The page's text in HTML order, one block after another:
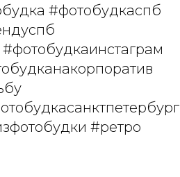
#фотобудкаспб
#ретро